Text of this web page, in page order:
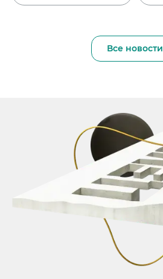
Все новости